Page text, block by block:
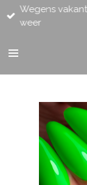
Ga
direct
de
Wegens
weer